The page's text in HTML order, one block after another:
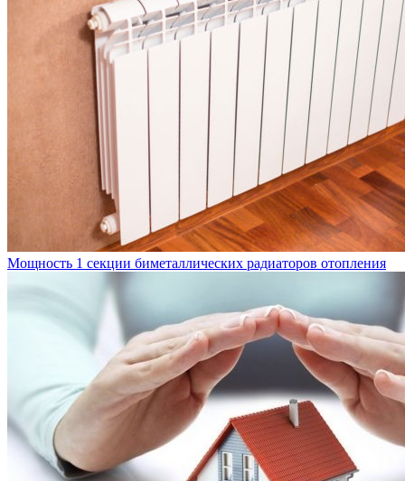
Мощность 1 секции биметаллических радиаторов отопления